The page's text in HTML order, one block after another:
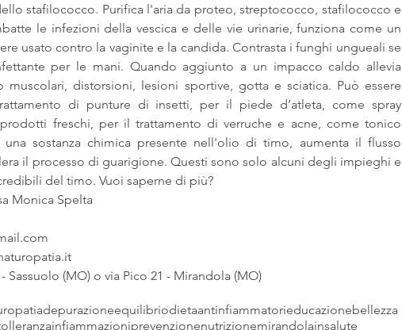
stafilococco. Purifica l'aria da proteo, streptococco, stafilococco e
le infezioni della vescica e delle vie urinarie, funziona come un
usato contro la vaginite e la candida. Contrasta i funghi ungueali se
per le mani. Quando aggiunto a un impacco caldo allevia
muscolari, distorsioni, lesioni sportive, gotta e sciatica. Può essere
di punture di insetti, per il piede d’atleta, come spray
freschi, per il trattamento di verruche e acne, come tonico
sostanza chimica presente nell'olio di timo, aumenta il flusso
il processo di guarigione. Questi sono solo alcuni degli impieghi e
del timo. Vuoi saperne di più?
Monica Spelta
- Sassuolo (MO) o via Pico 21 - Mirandola (MO)
depurazioneequilibriodietaantinfiammatorieducazionebellezza
infiammazioniprevenzionenutrizionemirandolainsalute